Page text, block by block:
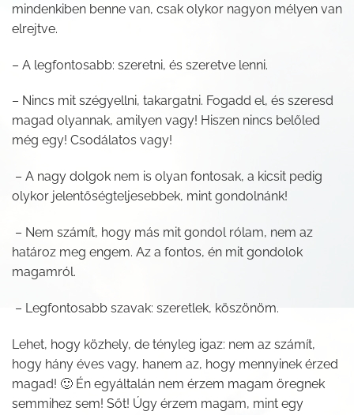
mindenkiben benne van, csak olykor nagyon mélyen van
elrejtve.
– A legfontosabb: szeretni, és szeretve lenni.
– Nincs mit szégyellni, takargatni. Fogadd el, és szeresd
magad olyannak, amilyen vagy! Hiszen nincs belőled
még egy! Csodálatos vagy!
– A nagy dolgok nem is olyan fontosak, a kicsit pedig
olykor jelentőségteljesebbek, mint gondolnánk!
– Nem számít, hogy más mit gondol rólam, nem az
határoz meg engem. Az a fontos, én mit gondolok
magamról.
– Legfontosabb szavak: szeretlek, köszönöm.
Lehet, hogy közhely, de tényleg igaz: nem az számít,
hogy hány éves vagy, hanem az, hogy mennyinek érzed
magad! 🙂 Én egyáltalán nem érzem magam öregnek
semmihez sem! Sőt! Úgy érzem magam, mint egy